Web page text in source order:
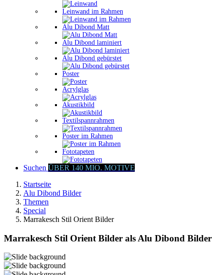
Leinwand im Rahmen
Alu Dibond Matt
Alu Dibond laminiert
Alu Dibond gebürstet
Poster
Acrylglas
Akustikbild
Textilspannrahmen
Poster im Rahmen
Fototapeten
Suchen ÜBER 140 MIO. MOTIVE
Startseite
Alu Dibond Bilder
Themen
Special
Marrakesch Stil Orient Bilder
Marrakesch Stil Orient Bilder als Alu Dibond Bilder